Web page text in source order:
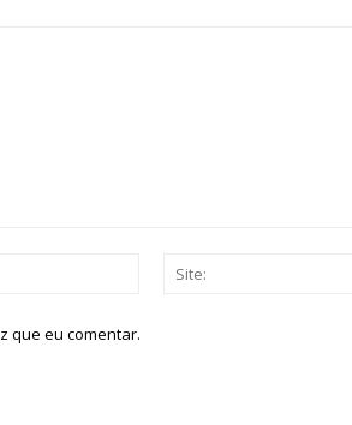
Email:*
que eu comentar.